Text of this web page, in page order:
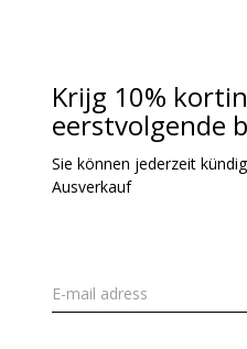
Krijg 10%
eerstvolgende
Sie können jederzeit
Ausverkauf